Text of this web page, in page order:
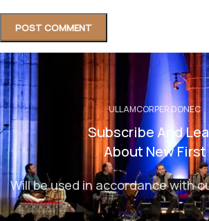
ULLAMCORPER DONEC
Subscribe And
About New First
Will be used in accordance with